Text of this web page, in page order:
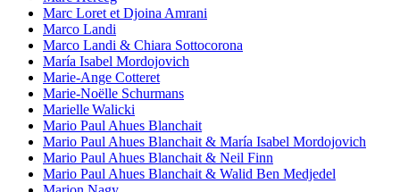
Marc Loret et Djoina Amrani
Marco Landi
Marco Landi & Chiara Sottocorona
María Isabel Mordojovich
Marie-Ange Cotteret
Marie-Noëlle Schurmans
Marielle Walicki
Mario Paul Ahues Blanchait
Mario Paul Ahues Blanchait & María Isabel Mordojovich
Mario Paul Ahues Blanchait & Neil Finn
Mario Paul Ahues Blanchait & Walid Ben Medjedel